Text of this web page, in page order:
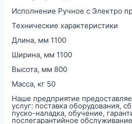
Исполнение Ручное с Электро
Технические характеристики
Длина, мм 1100
Ширина, мм 1100
Высота, мм 800
Масса, кг 50
Наше предприятие
услуг: поставка оборудования,
пуско-наладка, обучение,
послегарантийное